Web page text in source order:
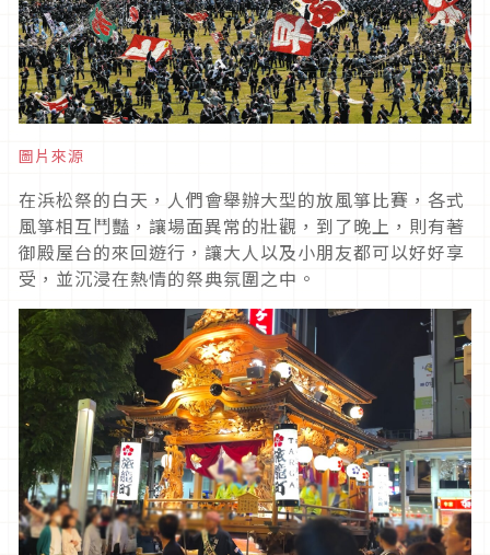
圖片來源
在浜松祭的白天，人們會舉辦大型的放風箏比賽，各式
風箏相互鬥豔，讓場面異常的壯觀，到了晚上，則有著
御殿屋台的來回遊行，讓大人以及小朋友都可以好好享
受，並沉浸在熱情的祭典氛圍之中。